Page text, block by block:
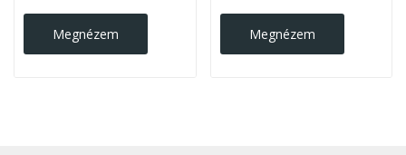
Megnézem Megnézem